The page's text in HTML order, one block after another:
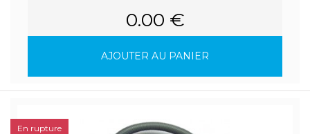
0.00 €
AJOUTER AU PANIER
En rupture